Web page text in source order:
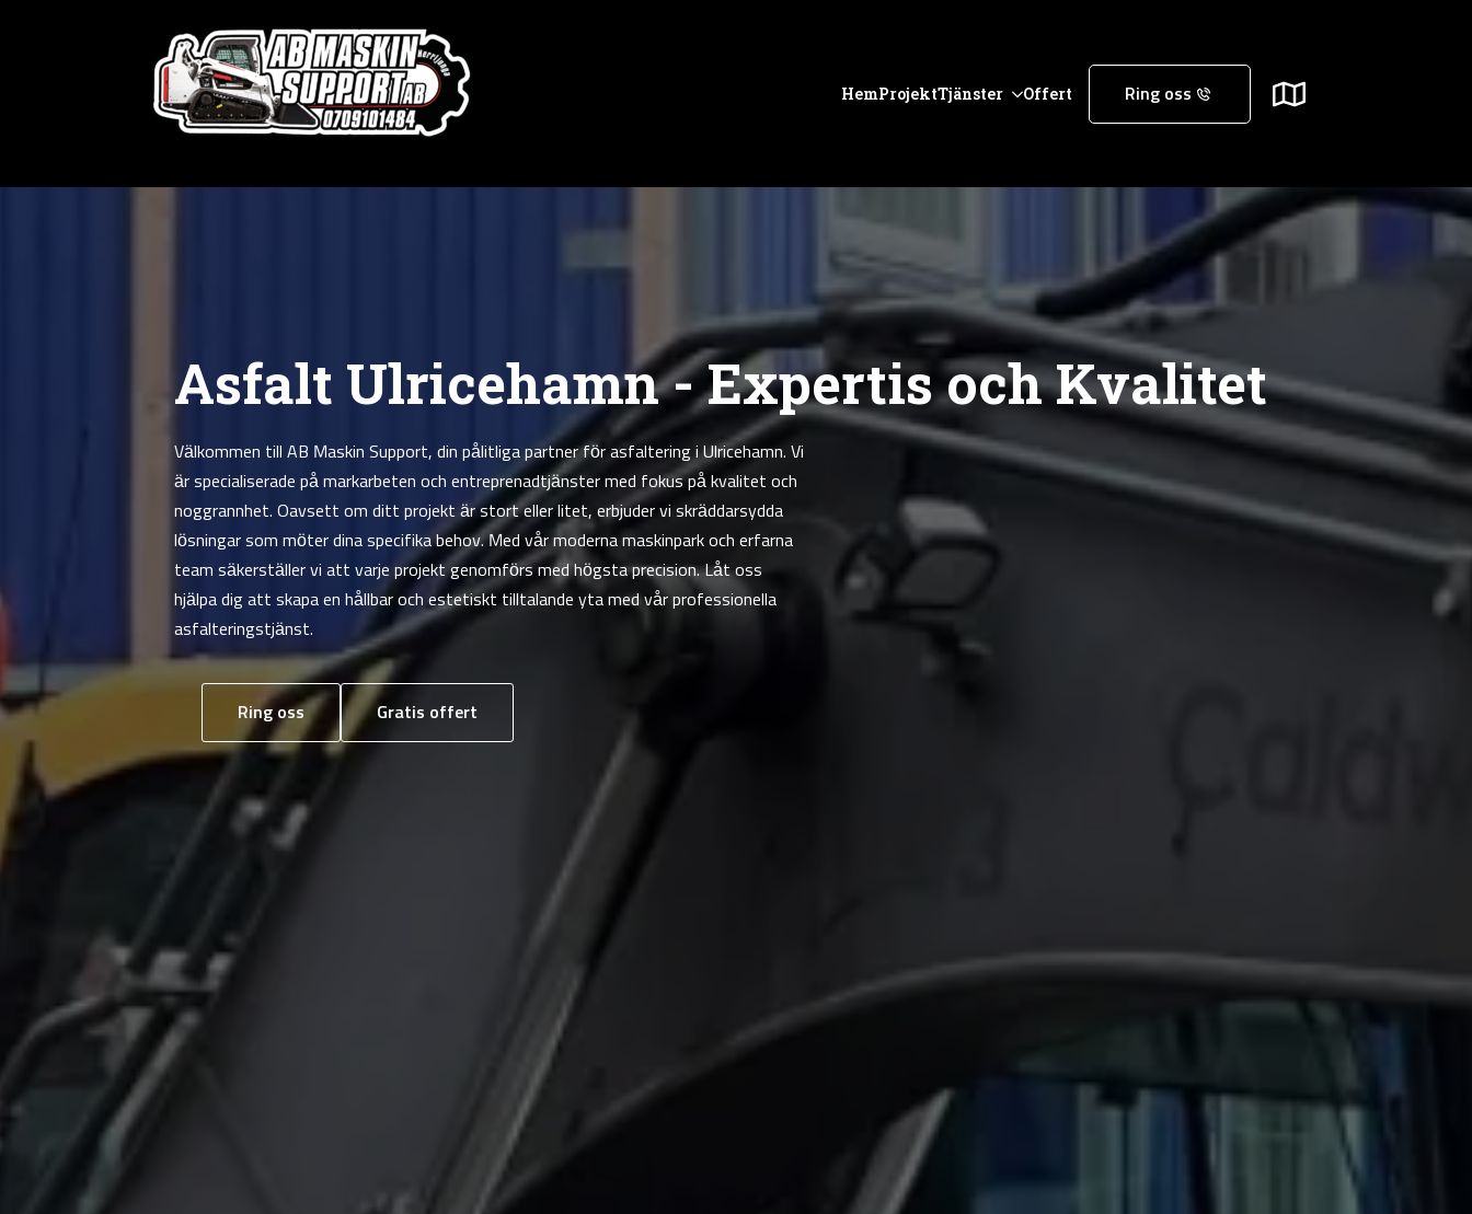
HemProjektTjänster Offert Ring oss
Asfalt Ulricehamn - Expertis och Kvalitet
Välkommen till AB Maskin Support, din pålitliga partner för asfaltering i Ulricehamn. Vi
är specialiserade på markarbeten och entreprenadtjänster med fokus på kvalitet och
noggrannhet. Oavsett om ditt projekt är stort eller litet, erbjuder vi skräddarsydda
lösningar som möter dina specifika behov. Med vår moderna maskinpark och erfarna
team säkerställer vi att varje projekt genomförs med högsta precision. Låt oss
hjälpa dig att skapa en hållbar och estetiskt tilltalande yta med vår professionella
asfalteringstjänst.
Ring oss Gratis offert